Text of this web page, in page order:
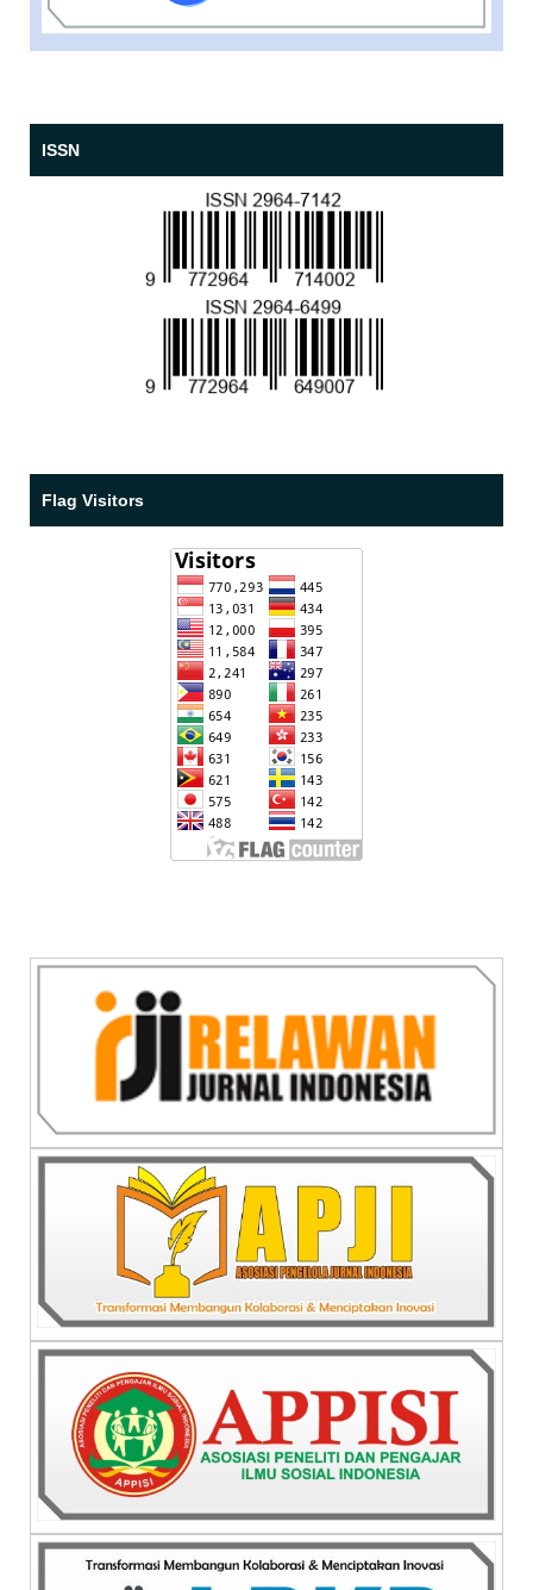
ISSN
Flag Visitors